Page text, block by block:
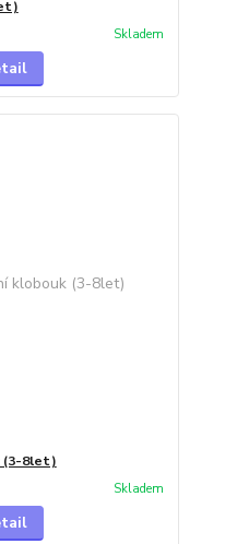
Skladem
(3-8let)
Skladem